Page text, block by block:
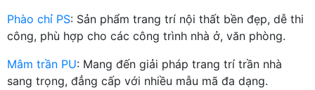
Phào chỉ PS: Sản phẩm trang trí nội thất bền đẹp, dễ thi
công, phù hợp cho các công trình nhà ở, văn phòng.
Mâm trần PU: Mang đến giải pháp trang trí trần nhà
sang trọng, đẳng cấp với nhiều mẫu mã đa dạng.